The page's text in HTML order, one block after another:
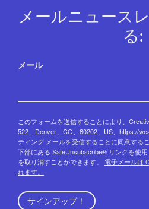
メールニュース
る:
メール
このフォームを送信することにより、
522、Denver、CO、80202、US、https://
ティング メールを受信することに同意する
下部にある SafeUnsubscribe® リンクを使
を取り消すことができます。 電子メールは
れます。
サインアップ！